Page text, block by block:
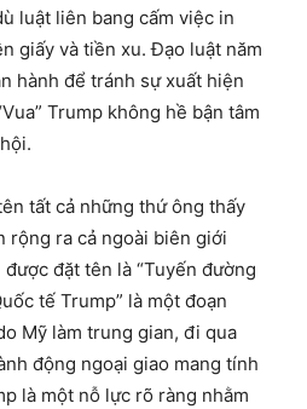
luật liên bang cấm việc in
giấy và tiền xu. Đạo luật năm
hành để tránh sự xuất hiện
Trump không hề bận tâm
tất cả những thứ ông thấy
rộng ra cả ngoài biên giới
đặt tên là “Tuyến đường
tế Trump” là một đoạn
Mỹ làm trung gian, đi qua
động ngoại giao mang tính
là một nỗ lực rõ ràng nhằm